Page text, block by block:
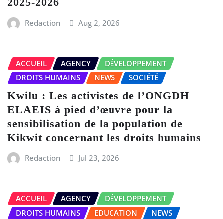
Redaction Aug 2, 2026
ACCUEIL AGENCY
DÉVELOPPEMENT
DROITS HUMAINS
NEWS SOCIÉTÉ
Kwilu : Les activistes de l’ONGDH
ELAEIS à pied d’œuvre pour la
sensibilisation de la population de
Kikwit concernant les droits humains
Redaction Jul 23, 2026
ACCUEIL AGENCY
DÉVELOPPEMENT
DROITS HUMAINS
EDUCATION
NEWS